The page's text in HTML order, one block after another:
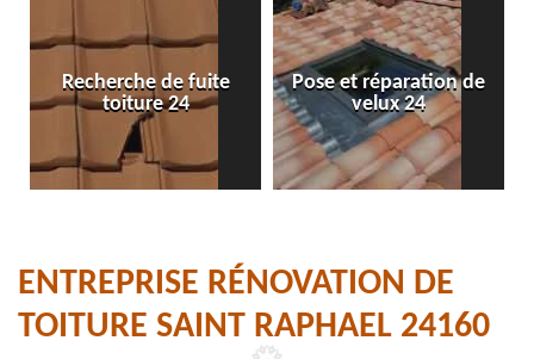
Recherche de fuite
toiture 24
Pose et réparation de
velux 24
ENTREPRISE RÉNOVATION DE
TOITURE SAINT RAPHAEL 24160